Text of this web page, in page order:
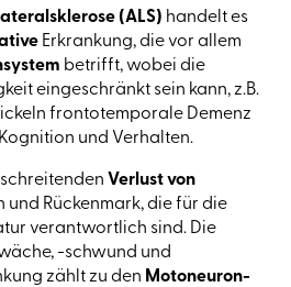
(ALS) handelt es
Erkrankung, die vor allem
betrifft, wobei die
eingeschränkt sein kann, z.B.
frontotemporale Demenz
und Verhalten.
Verlust von
und Rückenmark, die für die
verantwortlich sind. Die
-schwund und
zählt zu den Motoneuron-